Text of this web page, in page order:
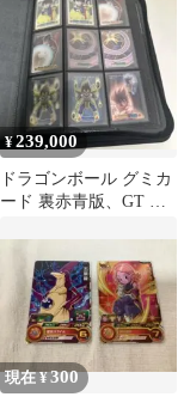
¥239,000
ドラゴンボール グミカ
ード 裏赤青版、GT コ
現在 ¥300